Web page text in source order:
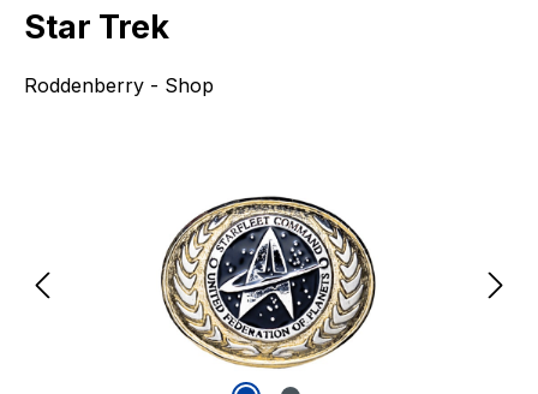
Star Trek
Roddenberry - Shop